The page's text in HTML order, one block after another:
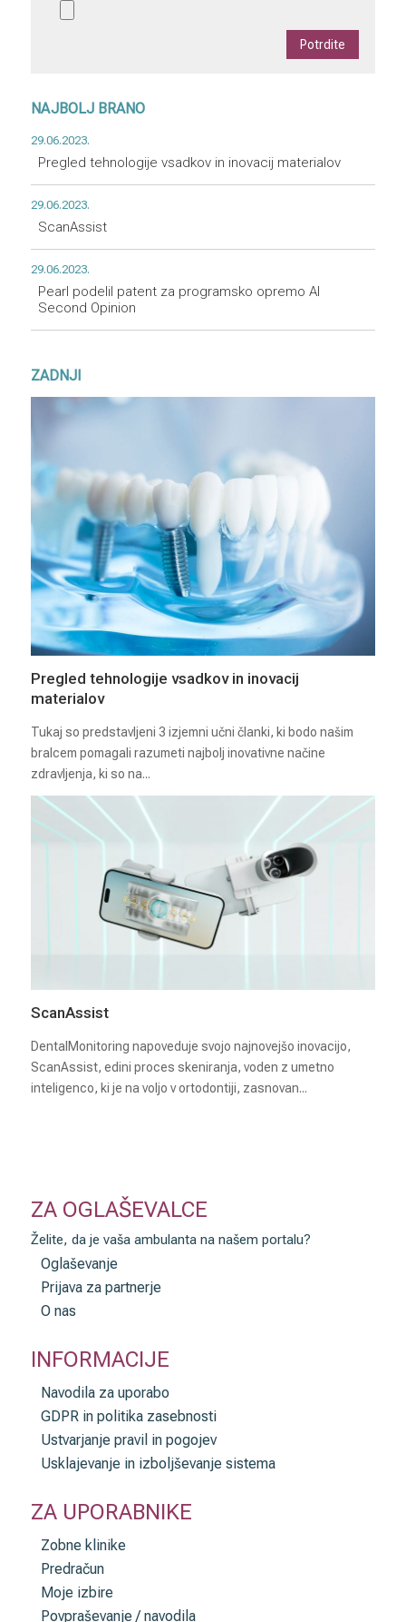
NAJBOLJ BRANO
29.06.2023.
Pregled tehnologije vsadkov in inovacij materialov
29.06.2023.
ScanAssist
29.06.2023.
Pearl podelil patent za programsko opremo AI
Second Opinion
ZADNJI
Pregled tehnologije vsadkov in inovacij
materialov
Tukaj so predstavljeni 3 izjemni učni članki, ki bodo našim
bralcem pomagali razumeti najbolj inovativne načine
zdravljenja, ki so na...
ScanAssist
DentalMonitoring napoveduje svojo najnovejšo inovacijo,
ScanAssist, edini proces skeniranja, voden z umetno
inteligenco, ki je na voljo v ortodontiji, zasnovan...
ZA OGLAŠEVALCE
Želite, da je vaša ambulanta na našem portalu?
Oglaševanje
Prijava za partnerje
O nas
INFORMACIJE
Navodila za uporabo
GDPR in politika zasebnosti
Ustvarjanje pravil in pogojev
Usklajevanje in izboljševanje sistema
ZA UPORABNIKE
Zobne klinike
Predračun
Moje izbire
Povpraševanje / navodila